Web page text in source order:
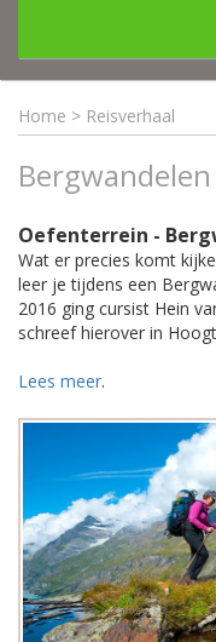
Home > Reisverhaal
Bergwandelen
Oefenterrein -
Wat er precies komt
leer je tijdens een
2016 ging cursist Hein
schreef hierover in
Lees meer.